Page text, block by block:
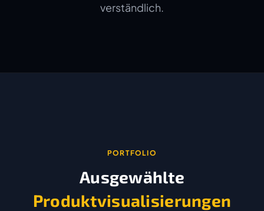
verständlich.
PORTFOLIO
Ausgewählte
Produktvisualisierungen